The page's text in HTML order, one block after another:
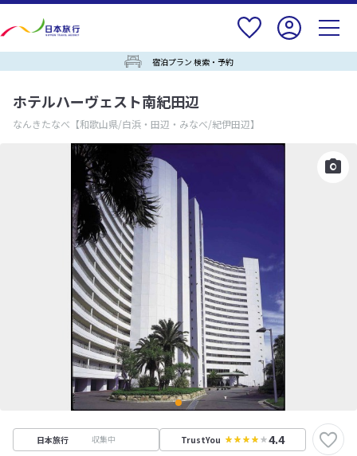
宿泊プラン 検索・予約
ホテルハーヴェスト南紀田辺
なんきたなべ 【和歌山県/白浜・田辺・みなべ/紀伊田辺】
日本旅行 収集中 TrustYou 4.4